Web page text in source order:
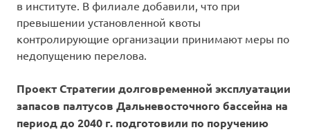
в институте. В филиале добавили, что при
превышении установленной квоты
контролирующие организации принимают меры по
недопущению перелова.
Проект Стратегии долговременной эксплуатации
запасов палтусов Дальневосточного бассейна на
период до 2040 г. подготовили по поручению